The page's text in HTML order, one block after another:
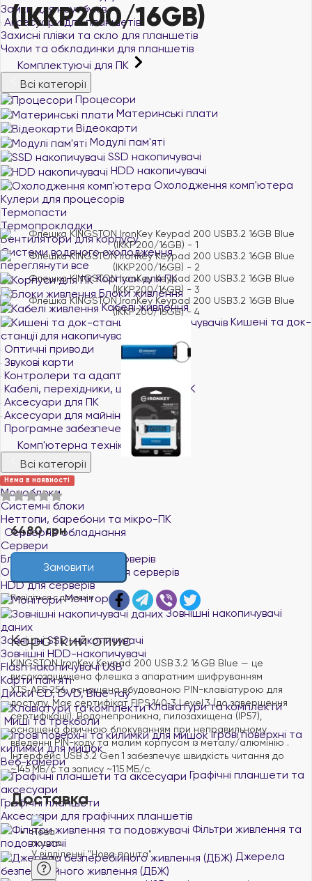
Замки для ноутбуків
Аксесуари для планшетів
Захисні плівки та скло для планшетів
Чохли та обкладинки для планшетів
Комплектуючі для ПК
Всі категорії
Процесори
Материнські плати
Відеокарти
Модулі пам'яті
SSD накопичувачі
HDD накопичувачі
Охолодження комп'ютера
Кулери для процесорів
Термопасти
Термопрокладки
Вентилятори для корпусу
Системи водяного охолодження
переглянути все
Корпуси для ПК
Блоки живлення
Кабелі живлення
Кишені та док-
станції для накопичувачів
Оптичні приводи
Звукові карти
Контролери та адаптери
Кабелі, перехідники, шлейфи для ПК
Аксесуари для ПК
Аксесуари для майнінгу
Програмне забезпечення
Комп'ютерна техніка
Всі категорії
Комп'ютери
Моноблоки
Системні блоки
Неттопи, баребони та мікро-ПК
Серверне обладнання
Сервери
Блоки живлення для серверів
Оперативна пам`ять для серверів
HDD для серверів
Монітори
Зовнішні накопичувачі
даних
Зовнішні SSD-накопичувачі
Зовнішні HDD-накопичувачі
Flash накопичувачі USB
Карти пам'яті
Диски CD, DVD, Blue-ray
Клавіатури та комплекти
Миші та трекболи
Ігрові поверхні та
килимки для мишок
Веб-камери
Графічні планшети та
аксесуари
Графічні планшети
Аксесуари для графічних планшетів
Фільтри живлення та
подовжувачі
Джерела
безперебійного живлення (ДБЖ)
(IKKP200/16GB)
Нема в наявності
6480 грн
Замовити
Поділіться с друзями
Короткий опис
KINGSTON IronKey Keypad 200 USB 3.2 16 GB Blue — це
високозащищена флешка з апаратним шифруванням
XTS‑AES 256, оснащена вбудованою PIN-клавіатурою для
доступу. Має сертифікат FIPS 140‑3 Level 3 (до завершення
сертифікації). Водонепроникна, пилозахищена (IP57),
оснащена фізичною блокуванням при неправильному
введенні PIN-коду та малим корпусом із металу/алюмінію .
Інтерфейс USB 3.2 Gen 1 забезпечує швидкість читання до
~145 МБ/с та запису ~115 МБ/с.
Доставка
У відділенні "Нова пошта"